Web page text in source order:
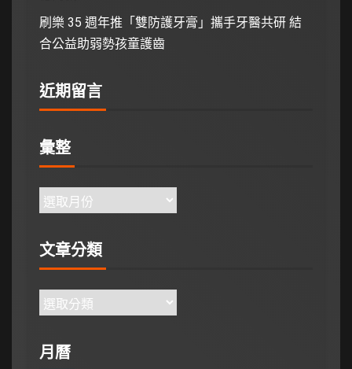
刷樂 35 週年推「雙防護牙膏」攜手牙醫共研 結
合公益助弱勢孩童護齒
近期留言
彙整
文章分類
月曆